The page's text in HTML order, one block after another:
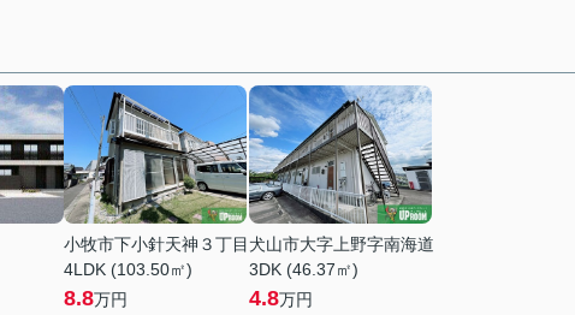
小牧市下小針天神３丁目
4LDK (103.50㎡)
8.8万円
犬山市大字上野字南海道
3DK (46.37㎡)
4.8万円